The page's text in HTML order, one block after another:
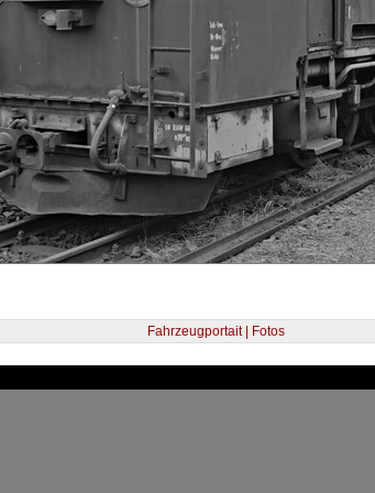
Fahrzeugportait | Fotos